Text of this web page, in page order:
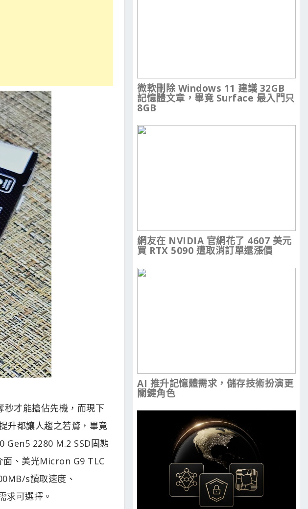
才能搶佔先機，而現下
升都讓人趨之若鶩，畢竟
2280 M.2 SSD固態
面、美光Micron G9 TLC
s讀取速度、
求可選擇。
微軟刪除 Windows 11 建議 32GB
記憶體文章，畢竟 Surface 最入門只
8GB
網友在 NVIDIA 官網花了 4607 美元
買 RTX 5090 遭取消訂單還漲價
AI 推升記憶體需求，儲存技術扮演更
關鍵角色